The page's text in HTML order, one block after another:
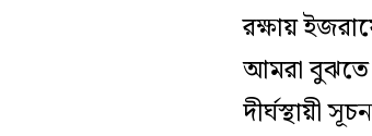
রক্ষায়
আমরা বুঝতে
দীর্ঘস্থায়ী